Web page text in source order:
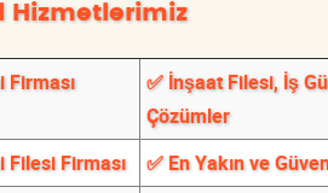
Hizmetlerimiz
✅ İnşaat Filesi, İş
Çözümler
Filesi Firması
✅ En Yakın ve